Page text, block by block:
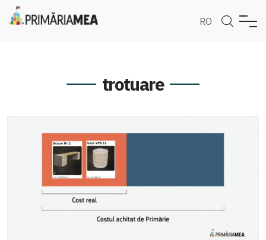
RO
trotuare